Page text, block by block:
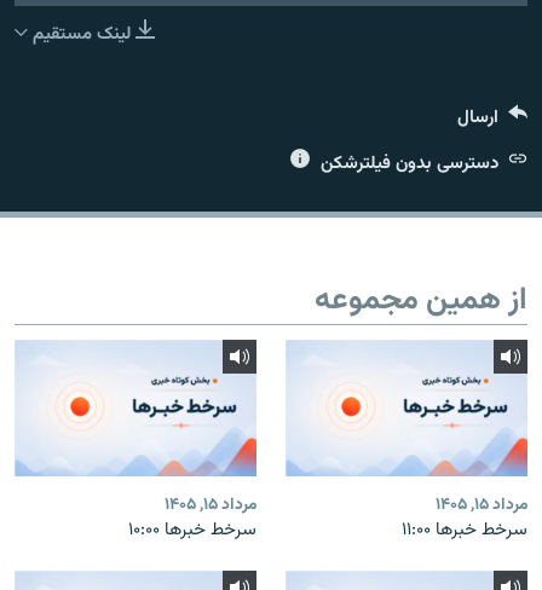
لینک مستقیم
ارسال
دسترسی بدون فیلترشکن
از همین مجموعه
مرداد ۱۵, ۱۴۰۵
سرخط خبرها ۱۱:۰۰
مرداد ۱۵, ۱۴۰۵
سرخط خبرها ۱۰:۰۰